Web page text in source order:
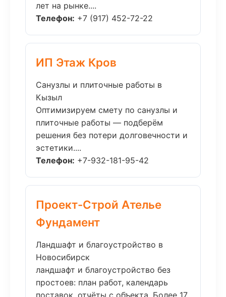
лет на рынке....
Телефон: +7 (917) 452-72-22
ИП Этаж Кров
Санузлы и плиточные работы в
Кызыл
Оптимизируем смету по санузлы и
плиточные работы — подберём
решения без потери долговечности и
эстетики....
Телефон: +7-932-181-95-42
Проект-Строй Ателье
Фундамент
Ландшафт и благоустройство в
Новосибирск
ландшафт и благоустройство без
простоев: план работ, календарь
поставок, отчёты с объекта. Более 17